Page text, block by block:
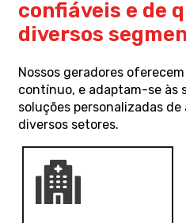
confiáveis e de
diversos
Nossos geradores
contínuo, e adaptam-se às
soluções personalizadas
diversos setores.